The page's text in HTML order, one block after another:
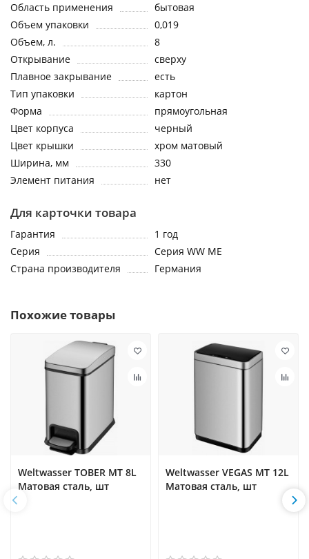
Область применения
бытовая
Объем упаковки
0,019
Объем, л.
8
Открывание
сверху
Плавное закрывание
есть
Тип упаковки
картон
Форма
прямоугольная
Цвет корпуса
черный
Цвет крышки
хром матовый
Ширина, мм
330
Элемент питания
нет
Для карточки товара
Гарантия
1 год
Серия
Серия WW ME
Страна производителя
Германия
Похожие товары
Weltwasser TOBER MT 8L
Матовая сталь, шт
Weltwasser VEGAS MT 12L
Матовая сталь, шт